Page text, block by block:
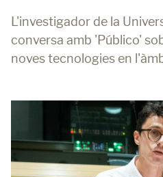
L'investigador de la
conversa amb 'Público'
noves tecnologies en